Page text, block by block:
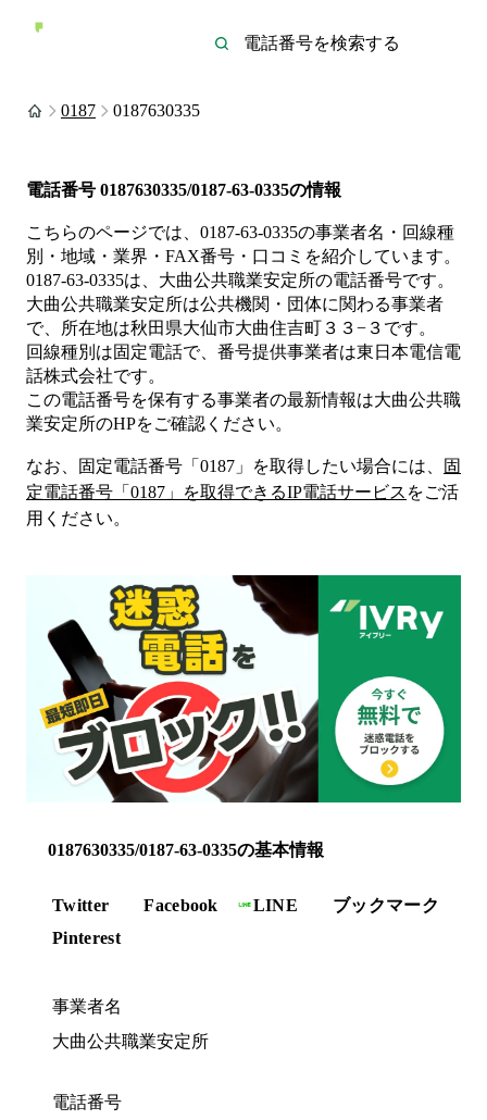
0187 0187630335
電話番号 0187630335/0187-63-0335の情報
こちらのページでは、 0187-63-0335の事業者名・回線種
別・地域・業界・FAX番号・口コミを紹介しています。
0187-63-0335は、 大曲公共職業安定所の電話番号です。
大曲公共職業安定所は公共機関・団体に関わる事業者
で、所在地は秋田県大仙市大曲住吉町３３−３ です。
回線種別は固定電話で、番号提供事業者は東日本電信電
話株式会社です。
この電話番号を保有する事業者の最新情報は大曲公共職
業安定所のHPをご確認ください。
なお、固定電話番号「 0187 」を取得したい場合には、
固
定電話番号「 0187 」を取得できるIP電話サービス をご活
用ください。
0187630335/0187-63-0335の基本情報
Twitter Facebook LINE
ブックマーク
Pinterest
事業者名
大曲公共職業安定所
電話番号